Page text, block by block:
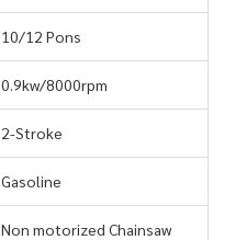
10/12 Pons
0.9kw/8000rpm
2-Stroke
Gasoline
Non motorized Chainsaw